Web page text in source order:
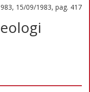
15/09/1983, pag. 417